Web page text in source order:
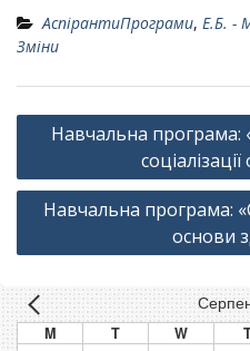
АспірантиПрограми, Е.Б. -
Зміни
Навігація
Навчальна програма:
Навчальна програма:
основи
M T W